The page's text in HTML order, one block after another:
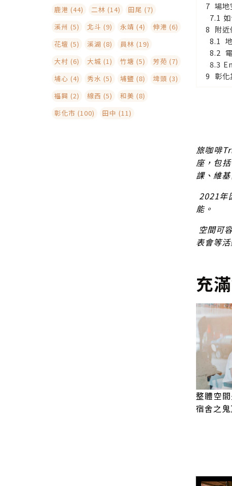
鹿港 (44)
二林 (14)
田尾 (7)
溪州 (5)
北斗 (9) 永靖 (4)
伸港 (6)
花壇 (5)
溪湖 (8)
員林 (19)
大村 (6)
大城 (1) 竹塘 (5)
芳苑 (7)
埔心 (4)
秀水 (5) 埔鹽 (8)
埤頭 (3)
福興 (2)
線西 (5)
和美 (8)
彰化市 (100)
田中 (11)
場地
附
彰化
旅咖啡
座，包
課、維
2021年
能。
空間可
表會等
充
整體空
宿舍之